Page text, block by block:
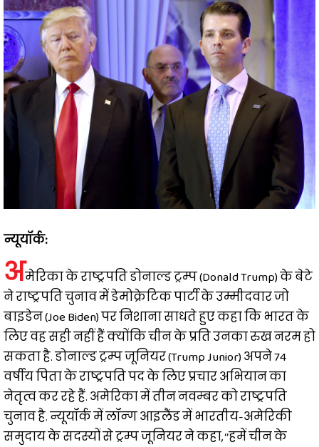
न्यूयॉर्क:
अमेरिका के राष्ट्रपति डोनाल्ड ट्रम्प (Donald Trump) के बेटे
ने राष्ट्रपति चुनाव में डेमोक्रेटिक पार्टी के उम्मीदवार जो
बाइडेन (Joe Biden) पर निशाना साधते हुए कहा कि भारत के
लिए वह सही नहीं हैं क्योंकि चीन के प्रति उनका रुख नरम हो
सकता है. डोनाल्ड ट्रम्प जूनियर (Trump Junior) अपने 74
वर्षीय पिता के राष्ट्रपति पद के लिए प्रचार अभियान का
नेतृत्व कर रहे हैं. अमेरिका में तीन नवम्बर को राष्ट्रपति
चुनाव है. न्यूयॉर्क में लॉन्ग आइलैंड में भारतीय-अमेरिकी
समुदाय के सदस्यों से ट्रम्प जूनियर ने कहा, ‘‘हमें चीन के